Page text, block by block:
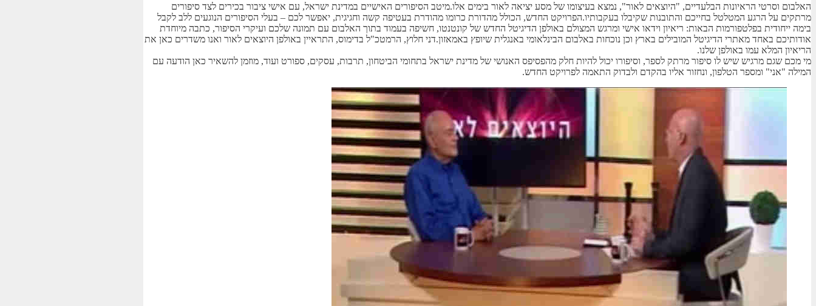
האלבום וסרטי הראיונות הבלעדיים, "היוצאים לאור", נמצא בעיצומו של מסע יציאה לאור בימים אלו.מיטב הסיפורים האישיים במדינת ישראל, עם אישי ציבור בכירים לצד סיפורים
מרתקים על הרגע המטלטל בחייכם והתובנות שקיבלו בעקבותיו.הפרויקט החדש, הכולל מהדורת כרומו מהודרת בעטיפה קשה וחגיגית, יאפשר לכם – בעלי הסיפורים הנוגעים ללב לקבל
בימה ייחודית בפלטפורמות הבאות: ריאיון וידאו אישי ומרגש המצולם באולפן הדיגיטל החדש של קונטנטו, חשיפה בעמוד בתוך האלבום עם תמונה שלכם ועיקרי הסיפור, כתבה מיוחדת
אודותיכם באחד מאתרי הדיגיטל המובילים בארץ וכן נוכחות באלבום הבינלאומי באנגלית שיופץ באמאזון.דני חלוץ, הרמטכ"ל בדימוס, התראיין באולפן היוצאים לאור ואנו משדרים כאן את
הריאיון המלא עמו באולפן שלנו.
מי מכם שגם מרגיש שיש לו סיפור מרתק לספר, וסיפורו יכול להיות חלק מהפסיפס האנושי של מדינת ישראל בתחומי הביטחון, תרבות, עסקים, ספורט ועוד, מוזמן להשאיר כאן הודעה עם
המילה "אני" ומספר הטלפון, ונחזור אליו בהקדם ולבדוק התאמה לפרויקט החדש.